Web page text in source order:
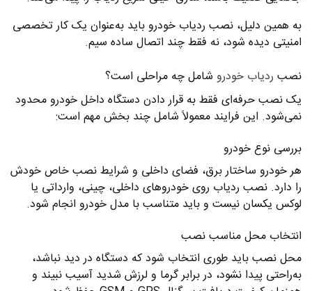
به همین دلیل، نصب ردیاب خودرو باید به‌عنوان یک کار تخصصی
امنیتی دیده شود، نه فقط چند اتصال ساده سیم.
نصب ردیاب خودرو شامل چه مراحلی است؟
یک نصب حرفه‌ای فقط به قرار دادن دستگاه داخل خودرو محدود
نمی‌شود. این فرایند معمولاً شامل چند بخش مهم است:
بررسی نوع خودرو
هر خودرو ساختار برق، فضای داخلی و شرایط نصب خاص خودش
را دارد. نصب ردیاب روی خودروهای داخلی، چینی، وارداتی یا
لوکس یکسان نیست و باید متناسب با مدل خودرو انجام شود.
انتخاب محل مناسب نصب
محل نصب باید طوری انتخاب شود که دستگاه در دید نباشد،
به‌راحتی پیدا نشود، در برابر گرما و لرزش شدید آسیب نبیند و